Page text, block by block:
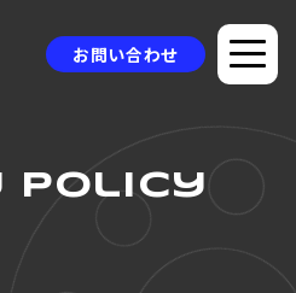
お問い合わせ
policy